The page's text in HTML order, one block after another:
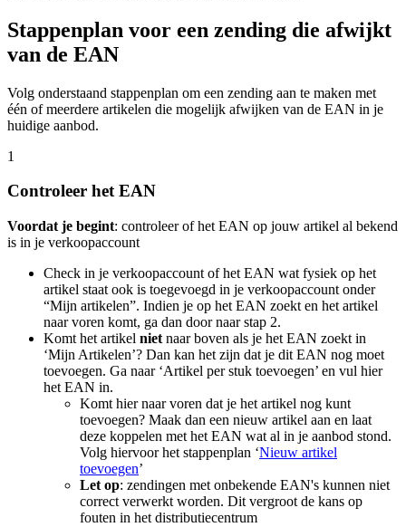
Stappenplan voor een zending die afwijkt
van de EAN
Volg onderstaand stappenplan om een zending aan te maken met
één of meerdere artikelen die mogelijk afwijken van de EAN in je
huidige aanbod.
1
Controleer het EAN
Voordat je begint: controleer of het EAN op jouw artikel al bekend
is in je verkoopaccount
Check in je verkoopaccount of het EAN wat fysiek op het
artikel staat ook is toegevoegd in je verkoopaccount onder
“Mijn artikelen”. Indien je op het EAN zoekt en het artikel
naar voren komt, ga dan door naar stap 2.
Komt het artikel niet naar boven als je het EAN zoekt in
‘Mijn Artikelen’? Dan kan het zijn dat je dit EAN nog moet
toevoegen. Ga naar ‘Artikel per stuk toevoegen’ en vul hier
het EAN in.
Komt hier naar voren dat je het artikel nog kunt
toevoegen? Maak dan een nieuw artikel aan en laat
deze koppelen met het EAN wat al in je aanbod stond.
Volg hiervoor het stappenplan ‘Nieuw artikel
toevoegen’
Let op: zendingen met onbekende EAN's kunnen niet
correct verwerkt worden. Dit vergroot de kans op
fouten in het distributiecentrum